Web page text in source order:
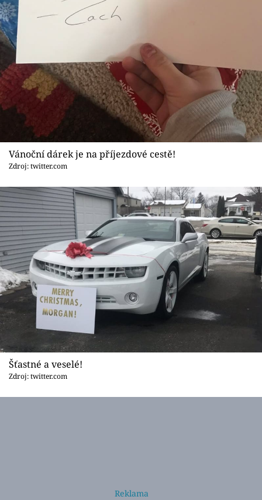
Videa
Sledujte prima+
Přihlášení
Sledujte nás
Vánoční dárek je na příjezdové cestě!
Zdroj: twitter.com
Šťastné a veselé!
Zdroj: twitter.com